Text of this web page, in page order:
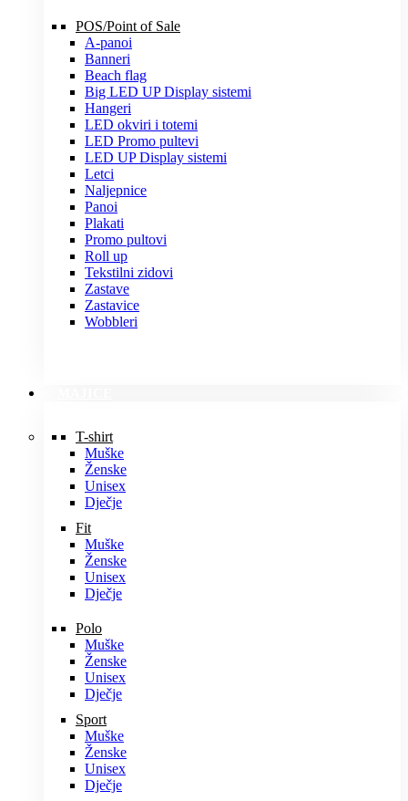
POS/Point of Sale
A-panoi
Banneri
Beach flag
Big LED UP Display sistemi
Hangeri
LED okviri i totemi
LED Promo pultevi
LED UP Display sistemi
Letci
Naljepnice
Panoi
Plakati
Promo pultovi
Roll up
Tekstilni zidovi
Zastave
Zastavice
Wobbleri
T-shirt
Muške
Ženske
Unisex
Dječje
Fit
Muške
Ženske
Unisex
Dječje
Polo
Muške
Ženske
Unisex
Dječje
Sport
Muške
Ženske
Unisex
Dječje